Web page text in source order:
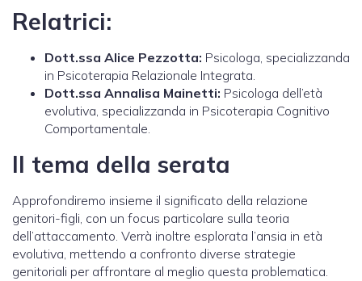
Relatrici:
Dott.ssa Alice Pezzotta: Psicologa, specializzanda
in Psicoterapia Relazionale Integrata.
Dott.ssa Annalisa Mainetti: Psicologa dell’età
evolutiva, specializzanda in Psicoterapia Cognitivo
Comportamentale.
Il tema della serata
Approfondiremo insieme il significato della relazione
genitori-figli, con un focus particolare sulla teoria
dell’attaccamento. Verrà inoltre esplorata l’ansia in età
evolutiva, mettendo a confronto diverse strategie
genitoriali per affrontare al meglio questa problematica.